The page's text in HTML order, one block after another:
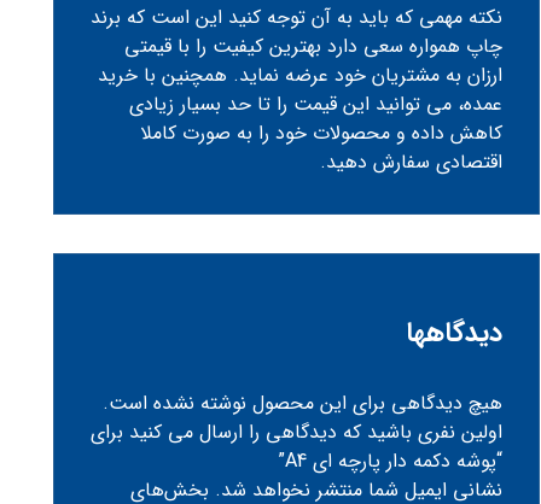
نکته مهمی که باید به آن توجه کنید این است که برند
چاپ همواره سعی دارد بهترین کیفیت را با قیمتی
ارزان به مشتریان خود عرضه نماید. همچنین با خرید
عمده، می توانید این قیمت را تا حد بسیار زیادی
کاهش داده و محصولات خود را به صورت کاملا
اقتصادی سفارش دهید.
دیدگاهها
هیچ دیدگاهی برای این محصول نوشته نشده است.
اولین نفری باشید که دیدگاهی را ارسال می کنید برای
“پوشه دکمه دار پارچه ای A4”
نشانی ایمیل شما منتشر نخواهد شد. بخش‌های